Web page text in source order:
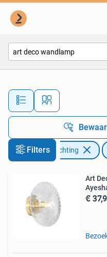
Alle
Filters
Huis en Inrichting
Art
€